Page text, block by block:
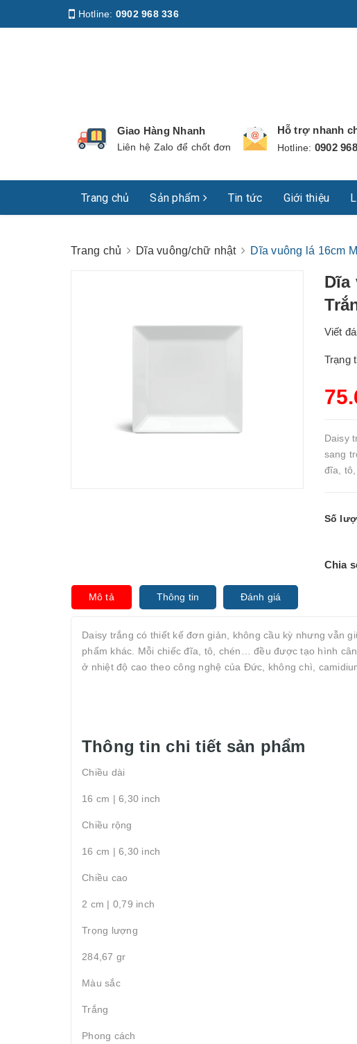
Hotline: 0902 968 336
Giao Hàng Nhanh
Liên hệ Zalo để chốt đơn
Hỗ trợ nhanh
Hotline: 0902
Trang chủ Sản phẩm Tin tức Giới thiệu
Trang chủ Dĩa vuông/chữ nhật Dĩa vuông lá 16cm
Dĩa
Viết
Trạng
Daisy
sang
đĩa,
Số
Chia
Mô tả Thông tin Đánh giá
Daisy trắng có thiết kế đơn giản, không cầu kỳ nhưng vẫn
phẩm khác. Mỗi chiếc đĩa, tô, chén… đều được tạo hình
ở nhiệt độ cao theo công nghệ của Đức, không chì,
Thông tin chi tiết sản phẩm
Chiều dài
16 cm | 6,30 inch
Chiều rộng
16 cm | 6,30 inch
Chiều cao
2 cm | 0,79 inch
Trọng lượng
284,67 gr
Màu sắc
Trắng
Phong cách